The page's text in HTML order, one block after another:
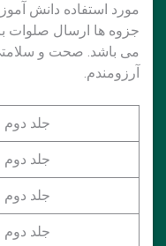
مورد استفاده دانش
جزوه ها ارسال صلوات
می باشد. صحت و
آرزومندم.
جلد دوم
جلد دوم
جلد دوم
جلد دوم